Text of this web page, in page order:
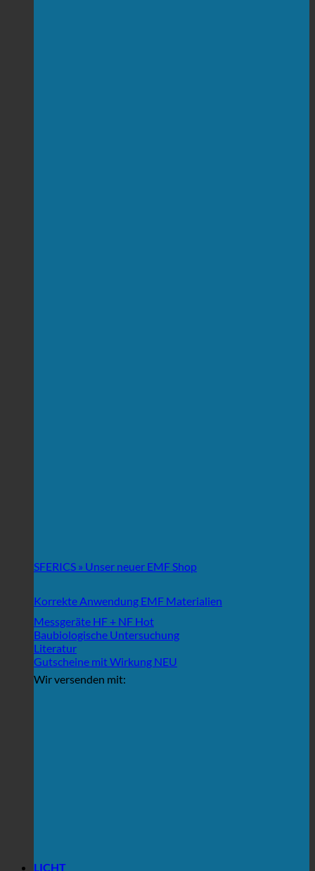
SFERICS » Unser neuer EMF Shop
Korrekte Anwendung EMF Materialien
Messgeräte HF + NF
Baubiologische Untersuchung
Literatur
Gutscheine mit Wirkung
Wir versenden mit:
LICHT